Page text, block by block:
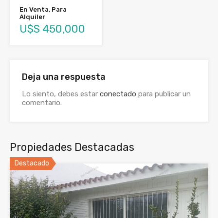
En Venta, Para
Alquiler
U$S 450,000
Deja una respuesta
Lo siento, debes estar conectado para publicar un
comentario.
Propiedades Destacadas
Destacado